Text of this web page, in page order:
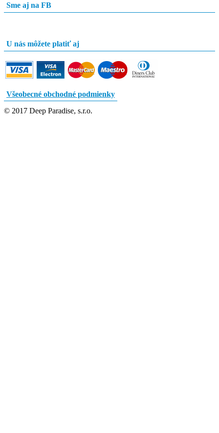
Sme aj na FB
U nás môžete platiť aj
Všeobecné obchodné podmienky
© 2017 Deep Paradise, s.r.o.